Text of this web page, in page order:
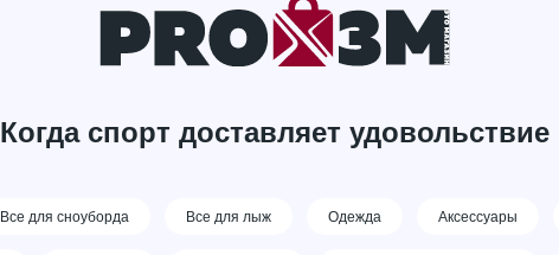
Когда спорт доставляет удовольствие
Все для сноуборда Все для лыж Одежда Аксессуары